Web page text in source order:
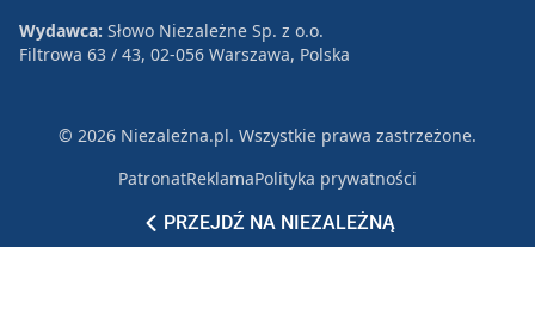
PRZEJDŹ NA NIEZALEŻNĄ
Wydawca: Słowo Niezależne Sp. z o.o.
Filtrowa 63 / 43, 02-056 Warszawa, Polska
© 2026 Niezależna.pl. Wszystkie prawa zastrzeżone.
PatronatReklamaPolityka prywatności